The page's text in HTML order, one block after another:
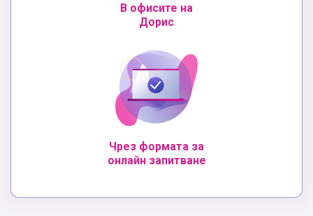
В офисите на
Дорис
Чрез формата за
онлайн запитване